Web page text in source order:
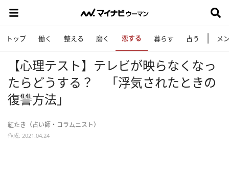
トップ 働く 整える 磨く 恋する 暮らす 占う メ
【心理テスト】テレビが映らなくなっ
たらどうする？ 「浮気されたときの
復讐方法」
紅たき（占い師・コラムニスト）
作成: 2021.04.24